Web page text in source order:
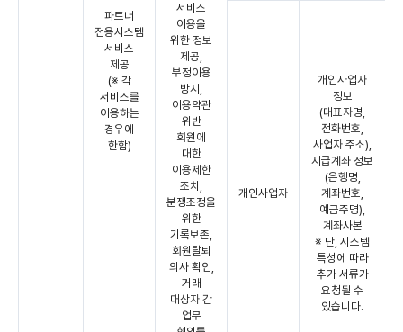
파트너
전용시스템
서비스
제공
(※ 각
서비스를
이용하는
경우에
한함)
서비스
이용을
위한 정보
제공,
부정이용
방지,
이용약관
위반
회원에
대한
이용제한
조치,
분쟁조정을
위한
기록보존,
회원탈퇴
의사 확인,
거래
대상자 간
업무
개인사업자
개인사업자
정보
(대표자명,
전화번호,
사업자 주소),
지급계좌 정보
(은행명,
계좌번호,
예금주명),
계좌사본
※ 단, 시스템
특성에 따라
추가 서류가
요청될 수
있습니다.